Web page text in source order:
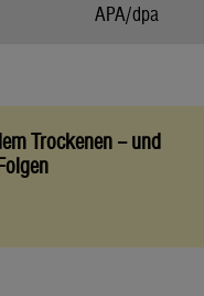
APA/dpa
Trockenen – und